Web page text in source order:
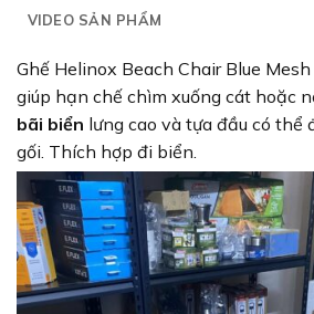
VIDEO SẢN PHẨM
Ghế Helinox Beach Chair Blue
giúp hạn chế chìm xuống cát hoặc
bãi biển lưng cao và tựa đầu có thể
gối. Thích hợp đi biển.